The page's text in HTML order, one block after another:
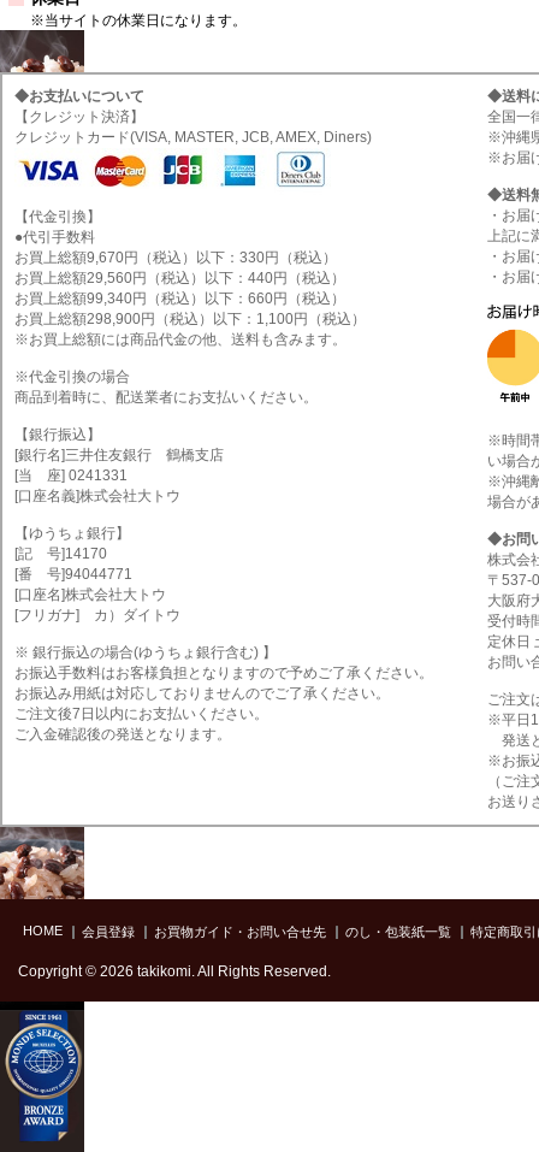
※当サイトの休業日になります。
◆お支払いについて
【クレジット決済】
クレジットカード(VISA, MASTER, JCB, AMEX, Diners)
【代金引換】
●代引手数料
お買上総額9,670円（税込）以下：330円（税込）
お買上総額29,560円（税込）以下：440円（税込）
お買上総額99,340円（税込）以下：660円（税込）
お買上総額298,900円（税込）以下：1,100円（税込）
※お買上総額には商品代金の他、送料も含みます。
※代金引換の場合
商品到着時に、配送業者にお支払いください。
【銀行振込】
[銀行名]三井住友銀行 鶴橋支店
[当 座] 0241331
[口座名義]株式会社大トウ
【ゆうちょ銀行】
[記 号]14170
[番 号]94044771
[口座名]株式会社大トウ
[フリガナ] カ）ダイトウ
※ 銀行振込の場合(ゆうちょ銀行含む) 】
お振込手数料はお客様負担となりますので予めご了承ください。
お振込み用紙は対応しておりませんのでご了承ください。
ご注文後7日以内にお支払いください。
ご入金確認後の発送となります。
◆送料
全国一
※沖縄
※お届
◆送料
・お
上記
・お
・お
※時間
い場合
※沖縄
場合が
◆お問
株式会
〒537-
大阪府
受付時
定休日
お問い
ご注文
※平日
発送
※お振
（ご
お送り
HOME 会員登録 お買物ガイド・お問い合せ先 のし・包装紙一覧 特定商取
Copyright © 2026 takikomi. All Rights Reserved.